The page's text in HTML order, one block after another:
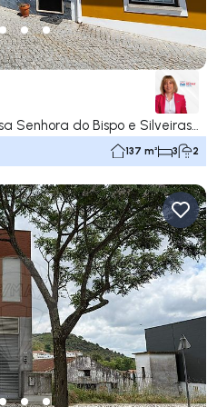
Nossa Senhora da Vila, Nossa Senhora do Bispo e Silveiras, Montemor-o-Novo
137 m² 3 2